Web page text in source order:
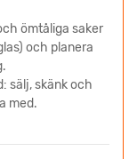
ömtåliga saker
och planera
sälj, skänk och
med.